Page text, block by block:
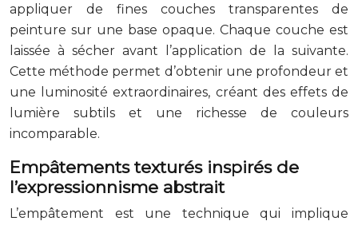
appliquer de fines couches transparentes de
peinture sur une base opaque. Chaque couche est
laissée à sécher avant l’application de la suivante.
Cette méthode permet d’obtenir une profondeur et
une luminosité extraordinaires, créant des effets de
lumière subtils et une richesse de couleurs
incomparable.
Empâtements texturés inspirés de
l’expressionnisme abstrait
L’empâtement est une technique qui implique